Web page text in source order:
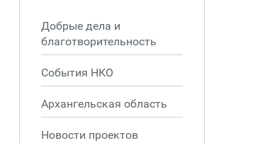
Добрые дела и
благотворительность
События НКО
Архангельская область
Новости проектов